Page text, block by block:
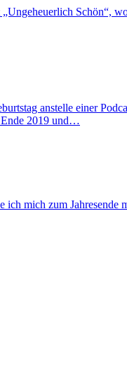
Schön“,
anstelle einer
Ende 2019 und…
mich zum